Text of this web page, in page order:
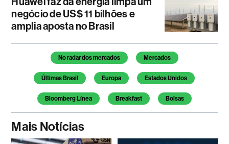
negócio de US$ 11 bilhões e
amplia aposta no Brasil
Temas deste artigoNo radar dos mercados Mercados
Últimas Brasil Europa Estados Unidos
Bloomberg Línea Breakfast Bolsas
Mais Notícias